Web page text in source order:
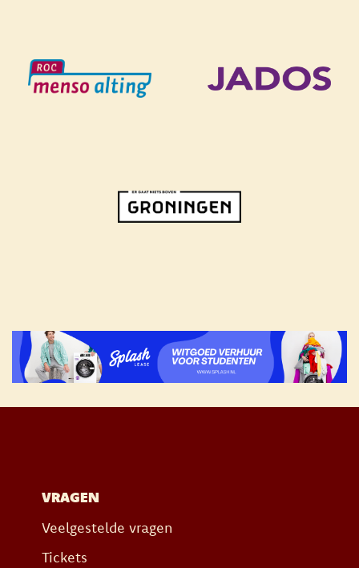
VRAGEN
Veelgestelde vragen
Tickets